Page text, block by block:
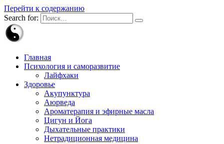
Перейти к содержанию
Search for:
Главная
Психология и саморазвитие
Лайфхаки
Здоровье
Акупунктура
Аюрведа
Ароматерапия и эфирные масла
Цигун и Йога
Дыхательные практики
Нетрадиционная медицина